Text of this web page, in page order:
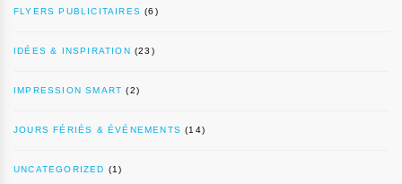
FLYERS PUBLICITAIRES (6)
IDÉES & INSPIRATION (23)
IMPRESSION SMART (2)
JOURS FÉRIÉS & ÉVÉNEMENTS (14)
UNCATEGORIZED (1)